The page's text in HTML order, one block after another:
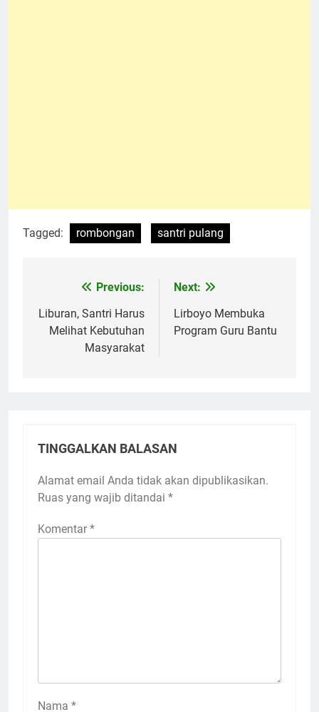
Tagged: rombongan santri pulang
Navigasi
pos
Previous:
Liburan, Santri Harus
Melihat Kebutuhan
Masyarakat
Next:
Lirboyo Membuka
Program Guru Bantu
TINGGALKAN BALASAN
Alamat email Anda tidak akan dipublikasikan.
Ruas yang wajib ditandai *
Komentar *
Nama *